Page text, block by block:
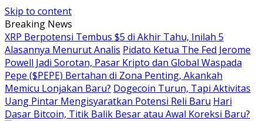
Skip to content
Breaking News
XRP Berpotensi Tembus $5 di Akhir Tahu, Inilah 5
Alasannya Menurut Analis Pidato Ketua The Fed Jerome
Powell Jadi Sorotan, Pasar Kripto dan Global Waspada
Pepe ($PEPE) Bertahan di Zona Penting, Akankah
Memicu Lonjakan Baru? Dogecoin Turun, Tapi Aktivitas
Uang Pintar Mengisyaratkan Potensi Reli Baru Hari
Dasar Bitcoin, Titik Balik Besar atau Awal Koreksi Baru?